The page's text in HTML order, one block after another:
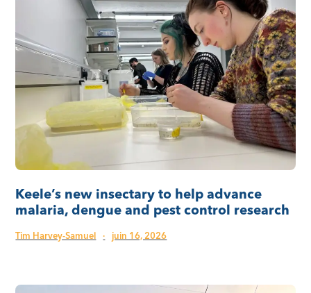
Keele’s new insectary to help advance
malaria, dengue and pest control research
Tim Harvey-Samuel · juin 16, 2026